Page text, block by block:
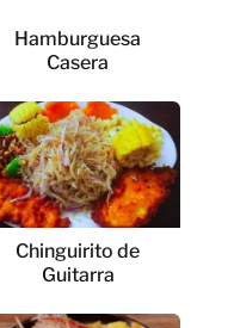
Hamburguesa
Casera
Chinguirito de
Guitarra